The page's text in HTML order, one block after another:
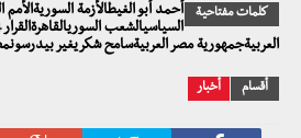
كلمات مفتاحية
أحمد أبو الغيطالأزمة
العربيةجمهورية مصر العربيةسامح شكريغير
أقسام أخبار